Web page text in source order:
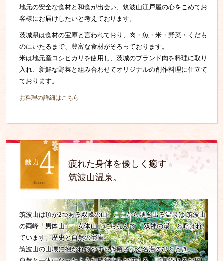
地元の安全な食材と和食が出会い、筑波山江戸屋の心をこめてお
客様にお届けしたいと考えております。
茨城県は食材の宝庫と言われており、肉・魚・米・野菜・くだも
のにいたるまで、豊富な食材がそろっております。
米は地元産コシヒカリを使用し、茨城のブランド肉を料理に取り
入れ、新鮮な野菜と組み合わせてオリジナルの創作料理に仕立て
ております。
お料理の詳細はこちら
疲れた身体を優しく癒す
筑波山温泉。
筑波山は頂が2つある双峰の山。ここから湧き出る温泉は筑波山
の両峰「男体山」「女体山」にちなんで「双神の湯」と呼ばれ
ています。歴史と自然の宝庫。
筑波山の山壊に抱かれてやすらぎ癒される名湯のひととき。